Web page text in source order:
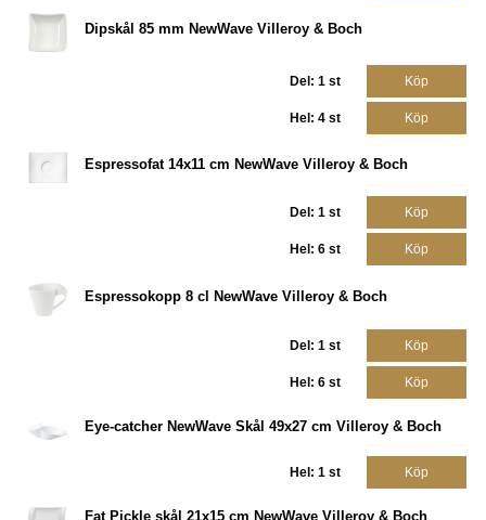
Dipskål 85 mm NewWave Villeroy & Boch
Del: 1 st Köp
Hel: 4 st Köp
Espressofat 14x11 cm NewWave Villeroy & Boch
Del: 1 st Köp
Hel: 6 st Köp
Espressokopp 8 cl NewWave Villeroy & Boch
Del: 1 st Köp
Hel: 6 st Köp
Eye-catcher NewWave Skål 49x27 cm Villeroy & Boch
Hel: 1 st Köp
Fat Pickle skål 21x15 cm NewWave Villeroy & Boch